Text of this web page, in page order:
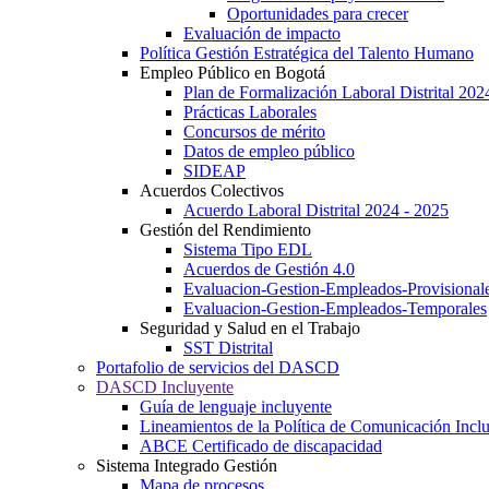
Oportunidades para crecer
Evaluación de impacto
Política Gestión Estratégica del Talento Humano
Empleo Público en Bogotá
Plan de Formalización Laboral Distrital
Prácticas Laborales
Concursos de mérito
Datos de empleo público
SIDEAP
Acuerdos Colectivos
Acuerdo Laboral Distrital 2024 - 2025
Gestión del Rendimiento
Sistema Tipo EDL
Acuerdos de Gestión 4.0
Evaluacion-Gestion-Empleados-
Evaluacion-Gestion-Empleados-Temporales
Seguridad y Salud en el Trabajo
SST Distrital
Portafolio de servicios del DASCD
DASCD Incluyente
Guía de lenguaje incluyente
Lineamientos de la Política de Comunicación
ABCE Certificado de discapacidad
Sistema Integrado Gestión
Mapa de procesos